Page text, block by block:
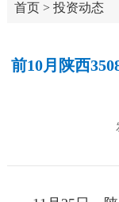
首页> 投资动态
前10月陕西